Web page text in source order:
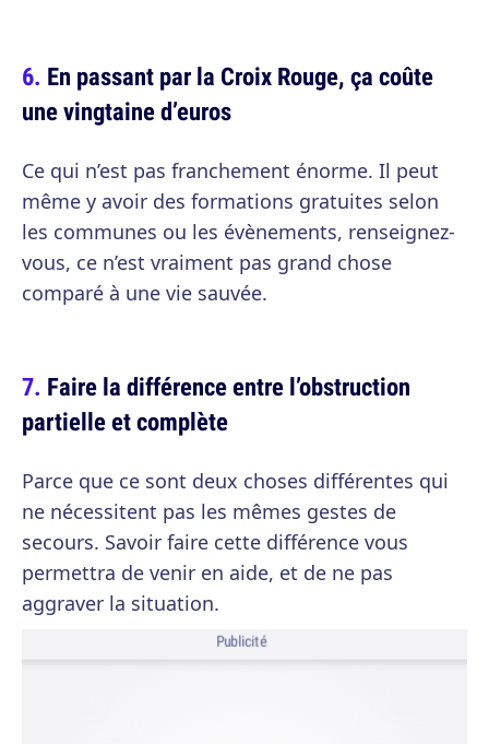
En passant par la Croix Rouge, ça coûte
une vingtaine d’euros
Ce qui n’est pas franchement énorme. Il peut
même y avoir des formations gratuites selon
les communes ou les évènements, renseignez-
vous, ce n’est vraiment pas grand chose
comparé à une vie sauvée.
Faire la différence entre l’obstruction
partielle et complète
Parce que ce sont deux choses différentes qui
ne nécessitent pas les mêmes gestes de
secours. Savoir faire cette différence vous
permettra de venir en aide, et de ne pas
aggraver la situation.
Publicité